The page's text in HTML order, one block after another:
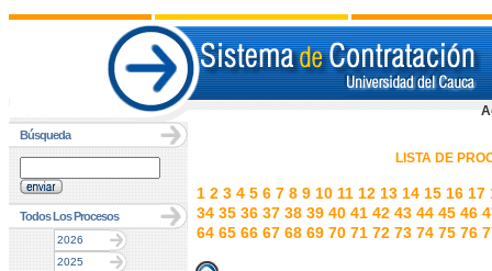
Búsqueda
Todos Los Procesos
2026
2025
LISTA DE
1 2 3 4 5 6 7 8 9 10 11 12 13 14 15 16 17
34 35 36 37 38 39 40 41 42 43 44 45 46
64 65 66 67 68 69 70 71 72 73 74 75 76